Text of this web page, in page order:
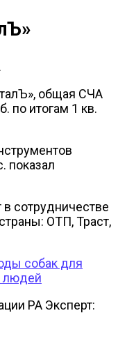
общая СЧА
по итогам 1 кв.
показал
сотрудничестве
ОТП, Траст,
собак для
людей
РА Эксперт: